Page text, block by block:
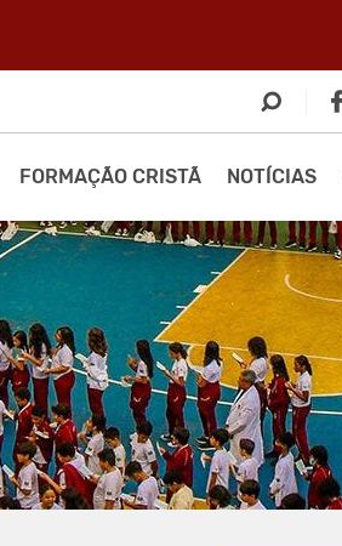
FORMAÇÃO CRISTÃ NOTÍCIAS